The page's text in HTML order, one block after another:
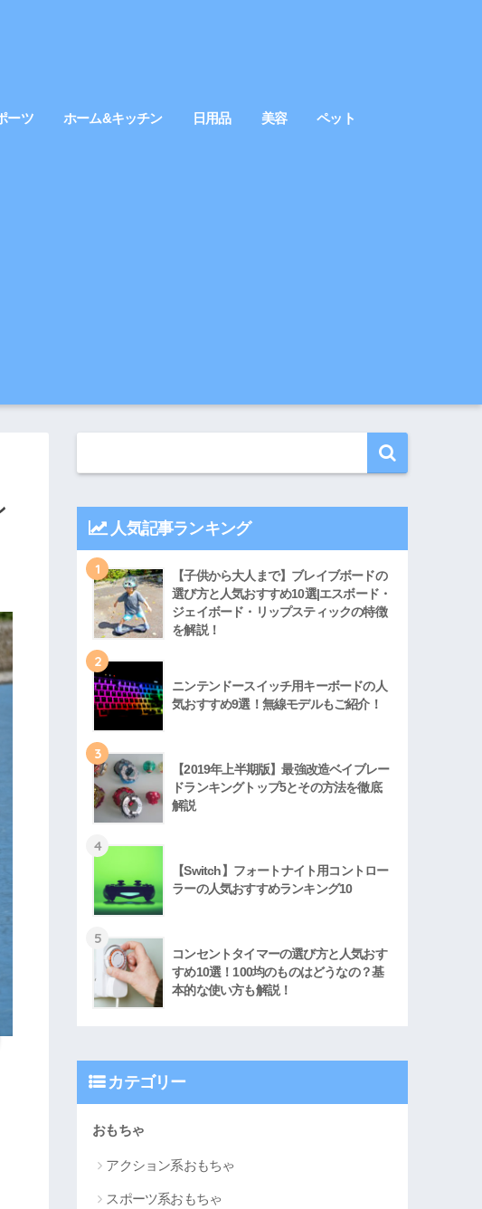
ーツ ホーム&キッチン 日用品 美容 ペット
人気記事ランキング
1
【子供から大人まで】ブレイブボードの
選び方と人気おすすめ10選|エスボード・
ジェイボード・リップスティックの特徴
を解説！
2
ニンテンドースイッチ用キーボードの人
気おすすめ9選！無線モデルもご紹介！
3
【2019年上半期版】最強改造ベイブレー
ドランキングトップ5とその方法を徹底
解説
4
【Switch】フォートナイト用コントロー
ラーの人気おすすめランキング10
5
コンセントタイマーの選び方と人気おす
すめ10選！100均のものはどうなの？基
本的な使い方も解説！
カテゴリー
おもちゃ
アクション系おもちゃ
スポーツ系おもちゃ